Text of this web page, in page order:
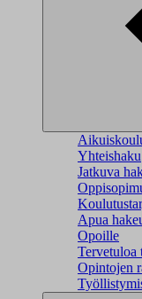
Yhteishaku
Jatkuva
Apua
Opoille
Tervetuloa
Opintojen